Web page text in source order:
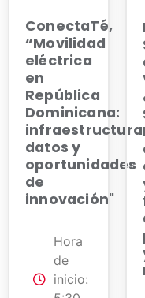
ConectaTé,
“Movilidad
eléctrica
en
República
Dominicana:
datos y
oportunidades
de
innovación"
Hora
de
inicio: